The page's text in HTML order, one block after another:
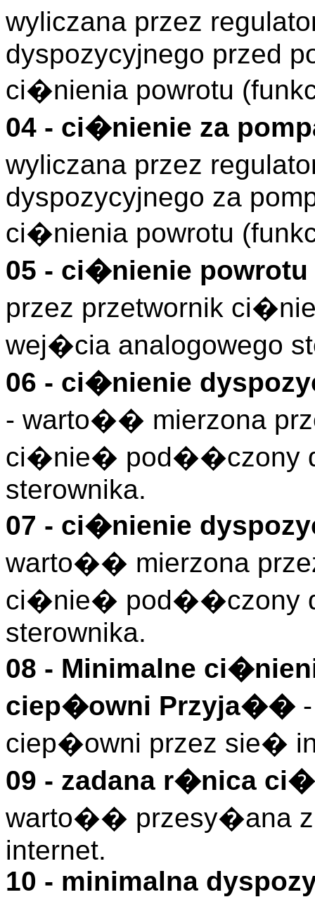
wyliczana przez
dyspozycyjnego przed
ci�nienia powrotu
04 - ci�nienie za
wyliczana przez
dyspozycyjnego za
ci�nienia powrotu
05 - ci�nienie
przez przetwornik
wej�cia analogowego
06 - ci�nienie
- warto�� mierzona
ci�nie� pod��czony
sterownika.
07 - ci�nienie
warto�� mierzona
ci�nie� pod��czony
sterownika.
08 - Minimalne
ciep�owni Przyja��
ciep�owni przez sie�
09 - zadana r�nica
warto�� przesy�ana
internet.
10 - minimalna